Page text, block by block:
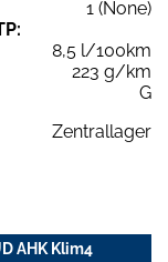
1 (None)
8,5 l/100km
223 g/km
G
Zentrallager
AHK Klim4